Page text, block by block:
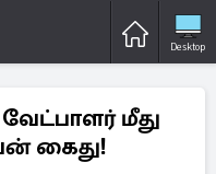
Desktop
மீது
கைது!